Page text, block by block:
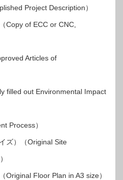
Project Description）
Copy of ECC or CNC,
Articles of
filled out Environmental Impact
Process）
ズ）（Original Site
Original Floor Plan in A3 size）